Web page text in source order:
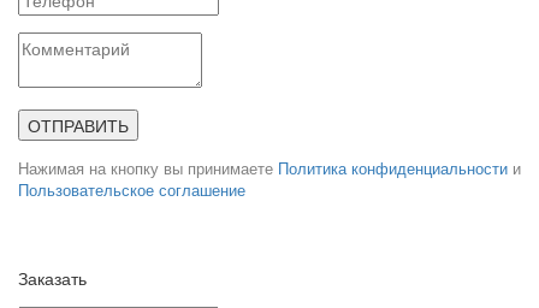
ОТПРАВИТЬ
Нажимая на кнопку вы принимаете Политика конфиденциальности и
Пользовательское соглашение
Заказать